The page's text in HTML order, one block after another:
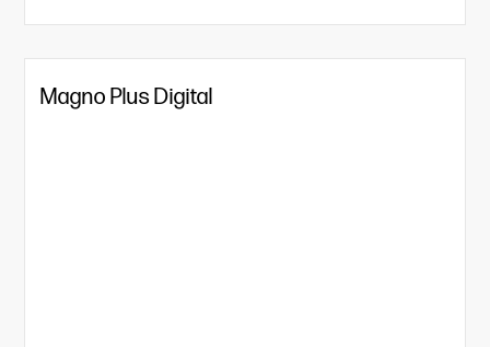
Magno Plus Digital